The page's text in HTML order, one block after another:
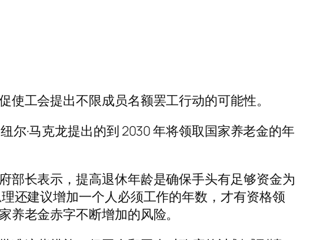
工会提出不限成员名额罢工行动的可能性。
尔·马克龙提出的到 2030 年将领取国家养老金的年
部长表示，提高退休年龄是确保手头有足够资金为
还建议增加一个人必须工作的年数，才有资格领
老金赤字不断增加的风险。